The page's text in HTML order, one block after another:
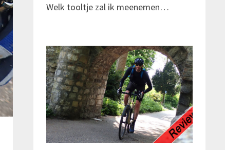
Welk tooltje zal ik meenemen…